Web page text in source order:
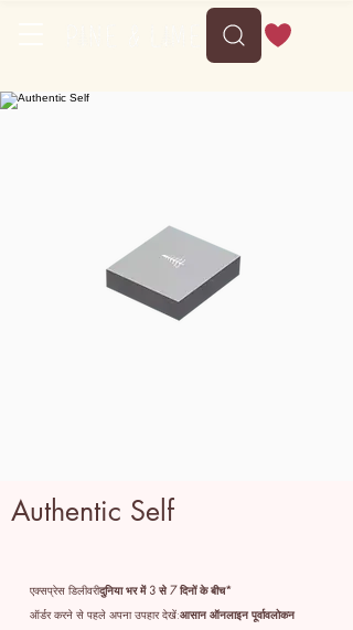
Authentic Self
एक्सप्रेस डिलीवरीदुनिया भर में 3 से 7 दिनों के बीच*
ऑर्डर करने से पहले अपना उपहार देखें:आसान ऑनलाइन पूर्वावलोकन